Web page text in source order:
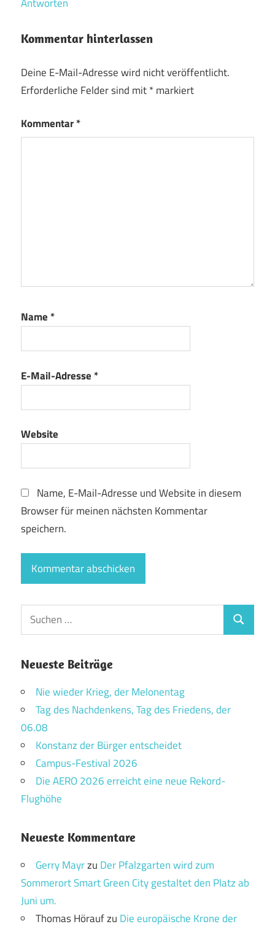
Kommentar hinterlassen
Deine E-Mail-Adresse wird nicht veröffentlicht.
Erforderliche Felder sind mit*markiert
Kommentar*
Name *
E-Mail-Adresse *
Website
Name, E-Mail-Adresse und Website in diesem
Browser für meinen nächsten Kommentar
speichern.
Suchen
nach:
Suchen
Neueste Beiträge
Nie wieder Krieg, der Melonentag
Tag des Nachdenkens, Tag des Friedens, der
06.08
Konstanz der Bürger entscheidet
Campus-Festival 2026
Die AERO 2026 erreicht eine neue Rekord-
Flughöhe
Neueste Kommentare
Gerry Mayrzu Der Pfalzgarten wird zum
Sommerort Smart Green City gestaltet den Platz ab
Juni um.
Thomas Höraufzu Die europäische Krone der